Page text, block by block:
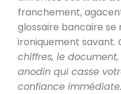
franchement,
glossaire bancaire se
ironiquement savant.
chiffres, le
anodin qui casse
confiance immédiate.